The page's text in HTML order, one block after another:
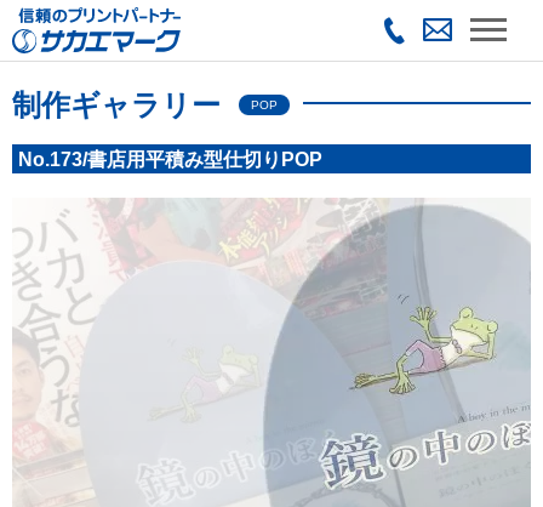
制作ギャラリー POP
No.173/書店用平積み型仕切りPOP